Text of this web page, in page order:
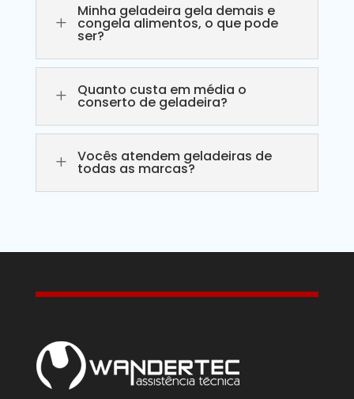
L
Minha geladeira gela demais e
congela alimentos, o que pode
ser?
L Quanto custa em média o
conserto de geladeira?
L Vocês atendem geladeiras de
todas as marcas?